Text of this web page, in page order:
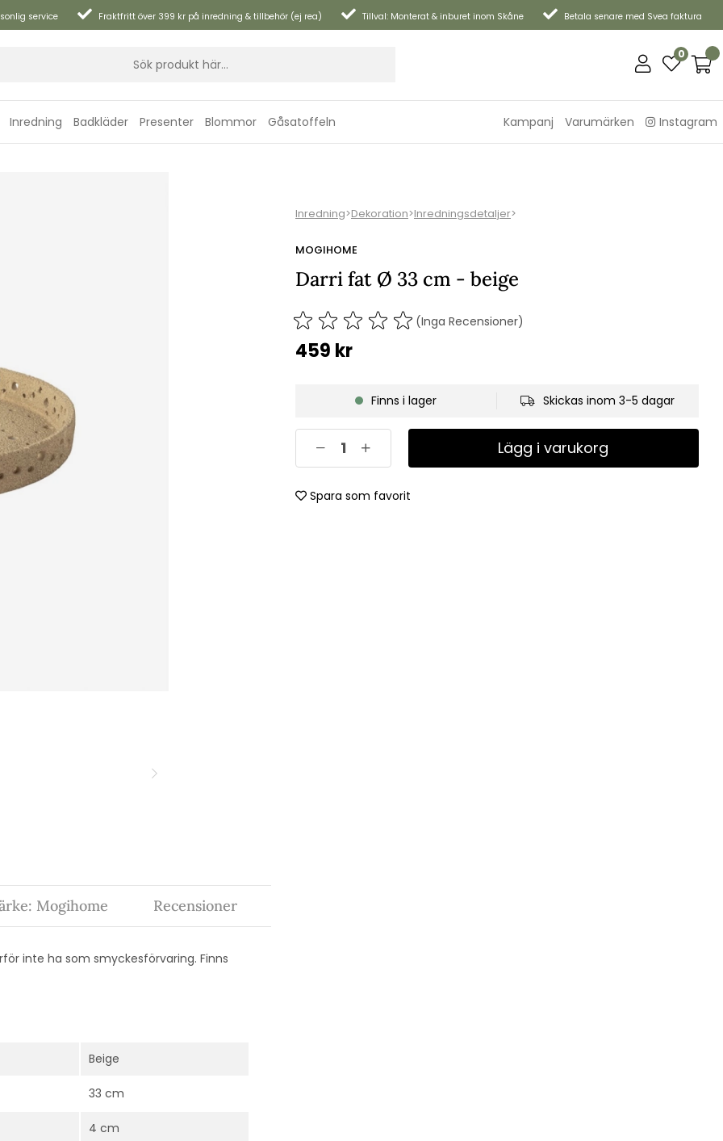
service Fraktfritt över 399 kr på inredning & tillbehör (ej rea) Tillval: Monterat & inburet inom Skåne Betala senare med Svea faktura
0
Inredning Badkläder Presenter Blommor Gåsatoffeln Kampanj Varumärken Instagram
Inredning>Dekoration>Inredningsdetaljer>
MOGIHOME
Darri fat Ø 33 cm - beige
(Inga Recensioner)
459 kr
Finns i lager Skickas inom 3-5 dagar
Lägg i varukorg
Spara som favorit
inte ha som smyckesförvaring. Finns
Beige
33 cm
4 cm
Mogihome Recensioner